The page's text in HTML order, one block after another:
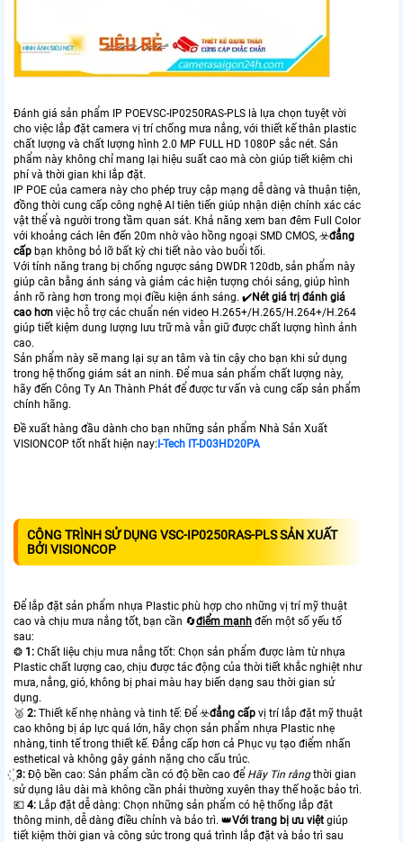
Đánh giá sản phẩm IP POEVSC-IP0250RAS-PLS là lựa chọn tuyệt vời
cho việc lắp đặt camera vị trí chống mưa nắng, với thiết kế thân plastic
chất lượng và chất lượng hình 2.0 MP FULL HD 1080P sắc nét. Sản
phẩm này không chỉ mang lại hiệu suất cao mà còn giúp tiết kiệm chi
phí và thời gian khi lắp đặt.
IP POE của camera này cho phép truy cập mạng dễ dàng và thuận tiện,
đồng thời cung cấp công nghệ AI tiên tiến giúp nhận diện chính xác các
vật thể và người trong tầm quan sát. Khả năng xem ban đêm Full Color
với khoảng cách lên đến 20m nhờ vào hồng ngoại SMD CMOS, ☣️đẳng
cấp bạn không bỏ lỡ bất kỳ chi tiết nào vào buổi tối.
Với tính năng trang bị chống ngược sáng DWDR 120db, sản phẩm này
giúp cân bằng ánh sáng và giảm các hiện tượng chói sáng, giúp hình
ảnh rõ ràng hơn trong mọi điều kiện ánh sáng. ✔️Nét giá trị đánh giá
cao hơn việc hỗ trợ các chuẩn nén video H.265+/H.265/H.264+/H.264
giúp tiết kiệm dung lượng lưu trữ mà vẫn giữ được chất lượng hình ảnh
cao.
Sản phẩm này sẽ mang lại sự an tâm và tin cậy cho bạn khi sử dụng
trong hệ thống giám sát an ninh. Để mua sản phẩm chất lượng này,
hãy đến Công Ty An Thành Phát để được tư vấn và cung cấp sản phẩm
chính hãng.
Đề xuất hàng đầu dành cho bạn những sản phẩm Nhà Sản Xuất
VISIONCOP tốt nhất hiện nay:I-Tech IT-D03HD20PA
CÔNG TRÌNH SỬ DỤNG VSC-IP0250RAS-PLS SẢN XUẤT
BỞI VISIONCOP
Để lắp đặt sản phẩm nhựa Plastic phù hợp cho những vị trí mỹ thuật
cao và chịu mưa nắng tốt, bạn cần 🔄điểm mạnh đến một số yếu tố
sau:
❂ 1: Chất liệu chịu mưa nắng tốt: Chọn sản phẩm được làm từ nhựa
Plastic chất lượng cao, chịu được tác động của thời tiết khắc nghiệt như
mưa, nắng, gió, không bị phai màu hay biến dạng sau thời gian sử
dụng.
🥈️ 2: Thiết kế nhẹ nhàng và tinh tế: Để ☣️đẳng cấp vị trí lắp đặt mỹ thuật
cao không bị áp lực quá lớn, hãy chọn sản phẩm nhựa Plastic nhẹ
nhàng, tinh tế trong thiết kế. Đẳng cấp hơn cả Phục vụ tạo điểm nhấn
esthetical và không gây gánh nặng cho cấu trúc.
꙰3: Độ bền cao: Sản phẩm cần có độ bền cao để Hãy Tin rằngthời gian
sử dụng lâu dài mà không cần phải thường xuyên thay thế hoặc bảo trì.
💶 4: Lắp đặt dễ dàng: Chọn những sản phẩm có hệ thống lắp đặt
thông minh, dễ dàng điều chỉnh và bảo trì. 👑Với trang bị ưu việt giúp
tiết kiệm thời gian và công sức trong quá trình lắp đặt và bảo trì sau